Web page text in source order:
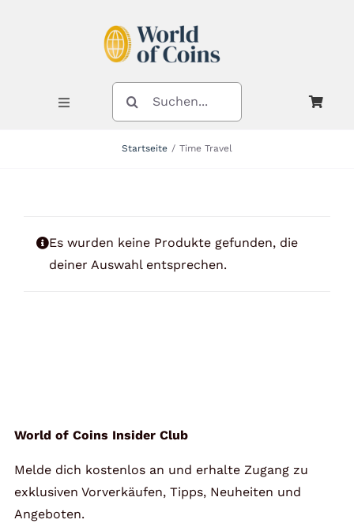
Toggle
Navigation
Kontakt
SUCHE
NACH:
Startseite Time Travel
Es wurden keine Produkte gefunden, die
deiner Auswahl entsprechen.
World of Coins Insider Club
Melde dich kostenlos an und erhalte Zugang zu
exklusiven Vorverkäufen, Tipps, Neuheiten und
Angeboten.